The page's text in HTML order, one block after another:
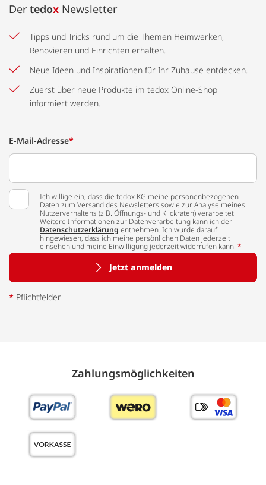
Der tedox Newsletter
Tipps und Tricks rund um die Themen Heimwerken,
Renovieren und Einrichten erhalten.
Neue Ideen und Inspirationen für Ihr Zuhause entdecken.
Zuerst über neue Produkte im tedox Online-Shop
informiert werden.
E-Mail-Adresse*
Ich willige ein, dass die tedox KG meine personenbezogenen
Daten zum Versand des Newsletters sowie zur Analyse meines
Nutzerverhaltens (z.B. Öffnungs- und Klickraten) verarbeitet.
Weitere Informationen zur Datenverarbeitung kann ich der
Datenschutzerklärung entnehmen. Ich wurde darauf
hingewiesen, dass ich meine persönlichen Daten jederzeit
einsehen und meine Einwilligung jederzeit widerrufen kann. *
Jetzt anmelden
* Pflichtfelder
Zahlungs­möglich­keiten